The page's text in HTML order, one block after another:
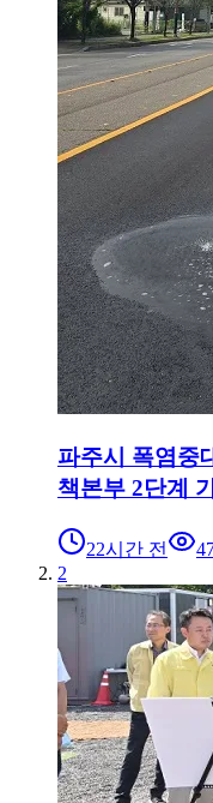
파주시 폭염중
책본부 2단계
22시간 전
2